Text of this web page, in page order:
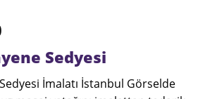
Sedyesi
İmalatı İstanbul Görselde